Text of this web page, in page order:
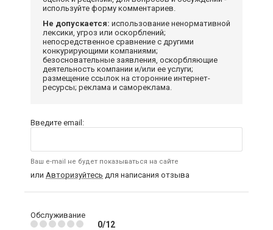
используйте форму комментариев.
Не допускается: использование ненормативной
лексики, угроз или оскорблений;
непосредственное сравнение с другими
конкурирующими компаниями;
безосновательные заявления, оскорбляющие
деятельность компании и/или ее услуги;
размещение ссылок на сторонние интернет-
ресурсы; реклама и самореклама.
Введите email:
Ваш e-mail не будет показываться на сайте
или Авторизуйтесь для написания отзыва
Обслуживание
0/12